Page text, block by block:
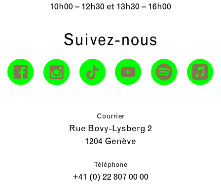
10h00 – 12h30 et 13h30 – 16h00
Suivez-nous
Courrier
Rue Bovy-Lysberg 2
1204 Genève
Téléphone
+41 (0) 22 807 00 00